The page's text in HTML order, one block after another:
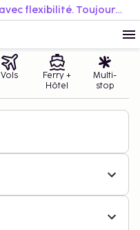
Réservez facilement. Voyagez avec flexibilité. Toujours au meilleur prix.
Vols
Ferry +
Hôtel
Multi-
stop